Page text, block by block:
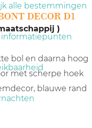
alle bestemmingen
informatiepunten
DECOR D1
)
bol en daarna hoog
met scherpe hoek
blauwe rand